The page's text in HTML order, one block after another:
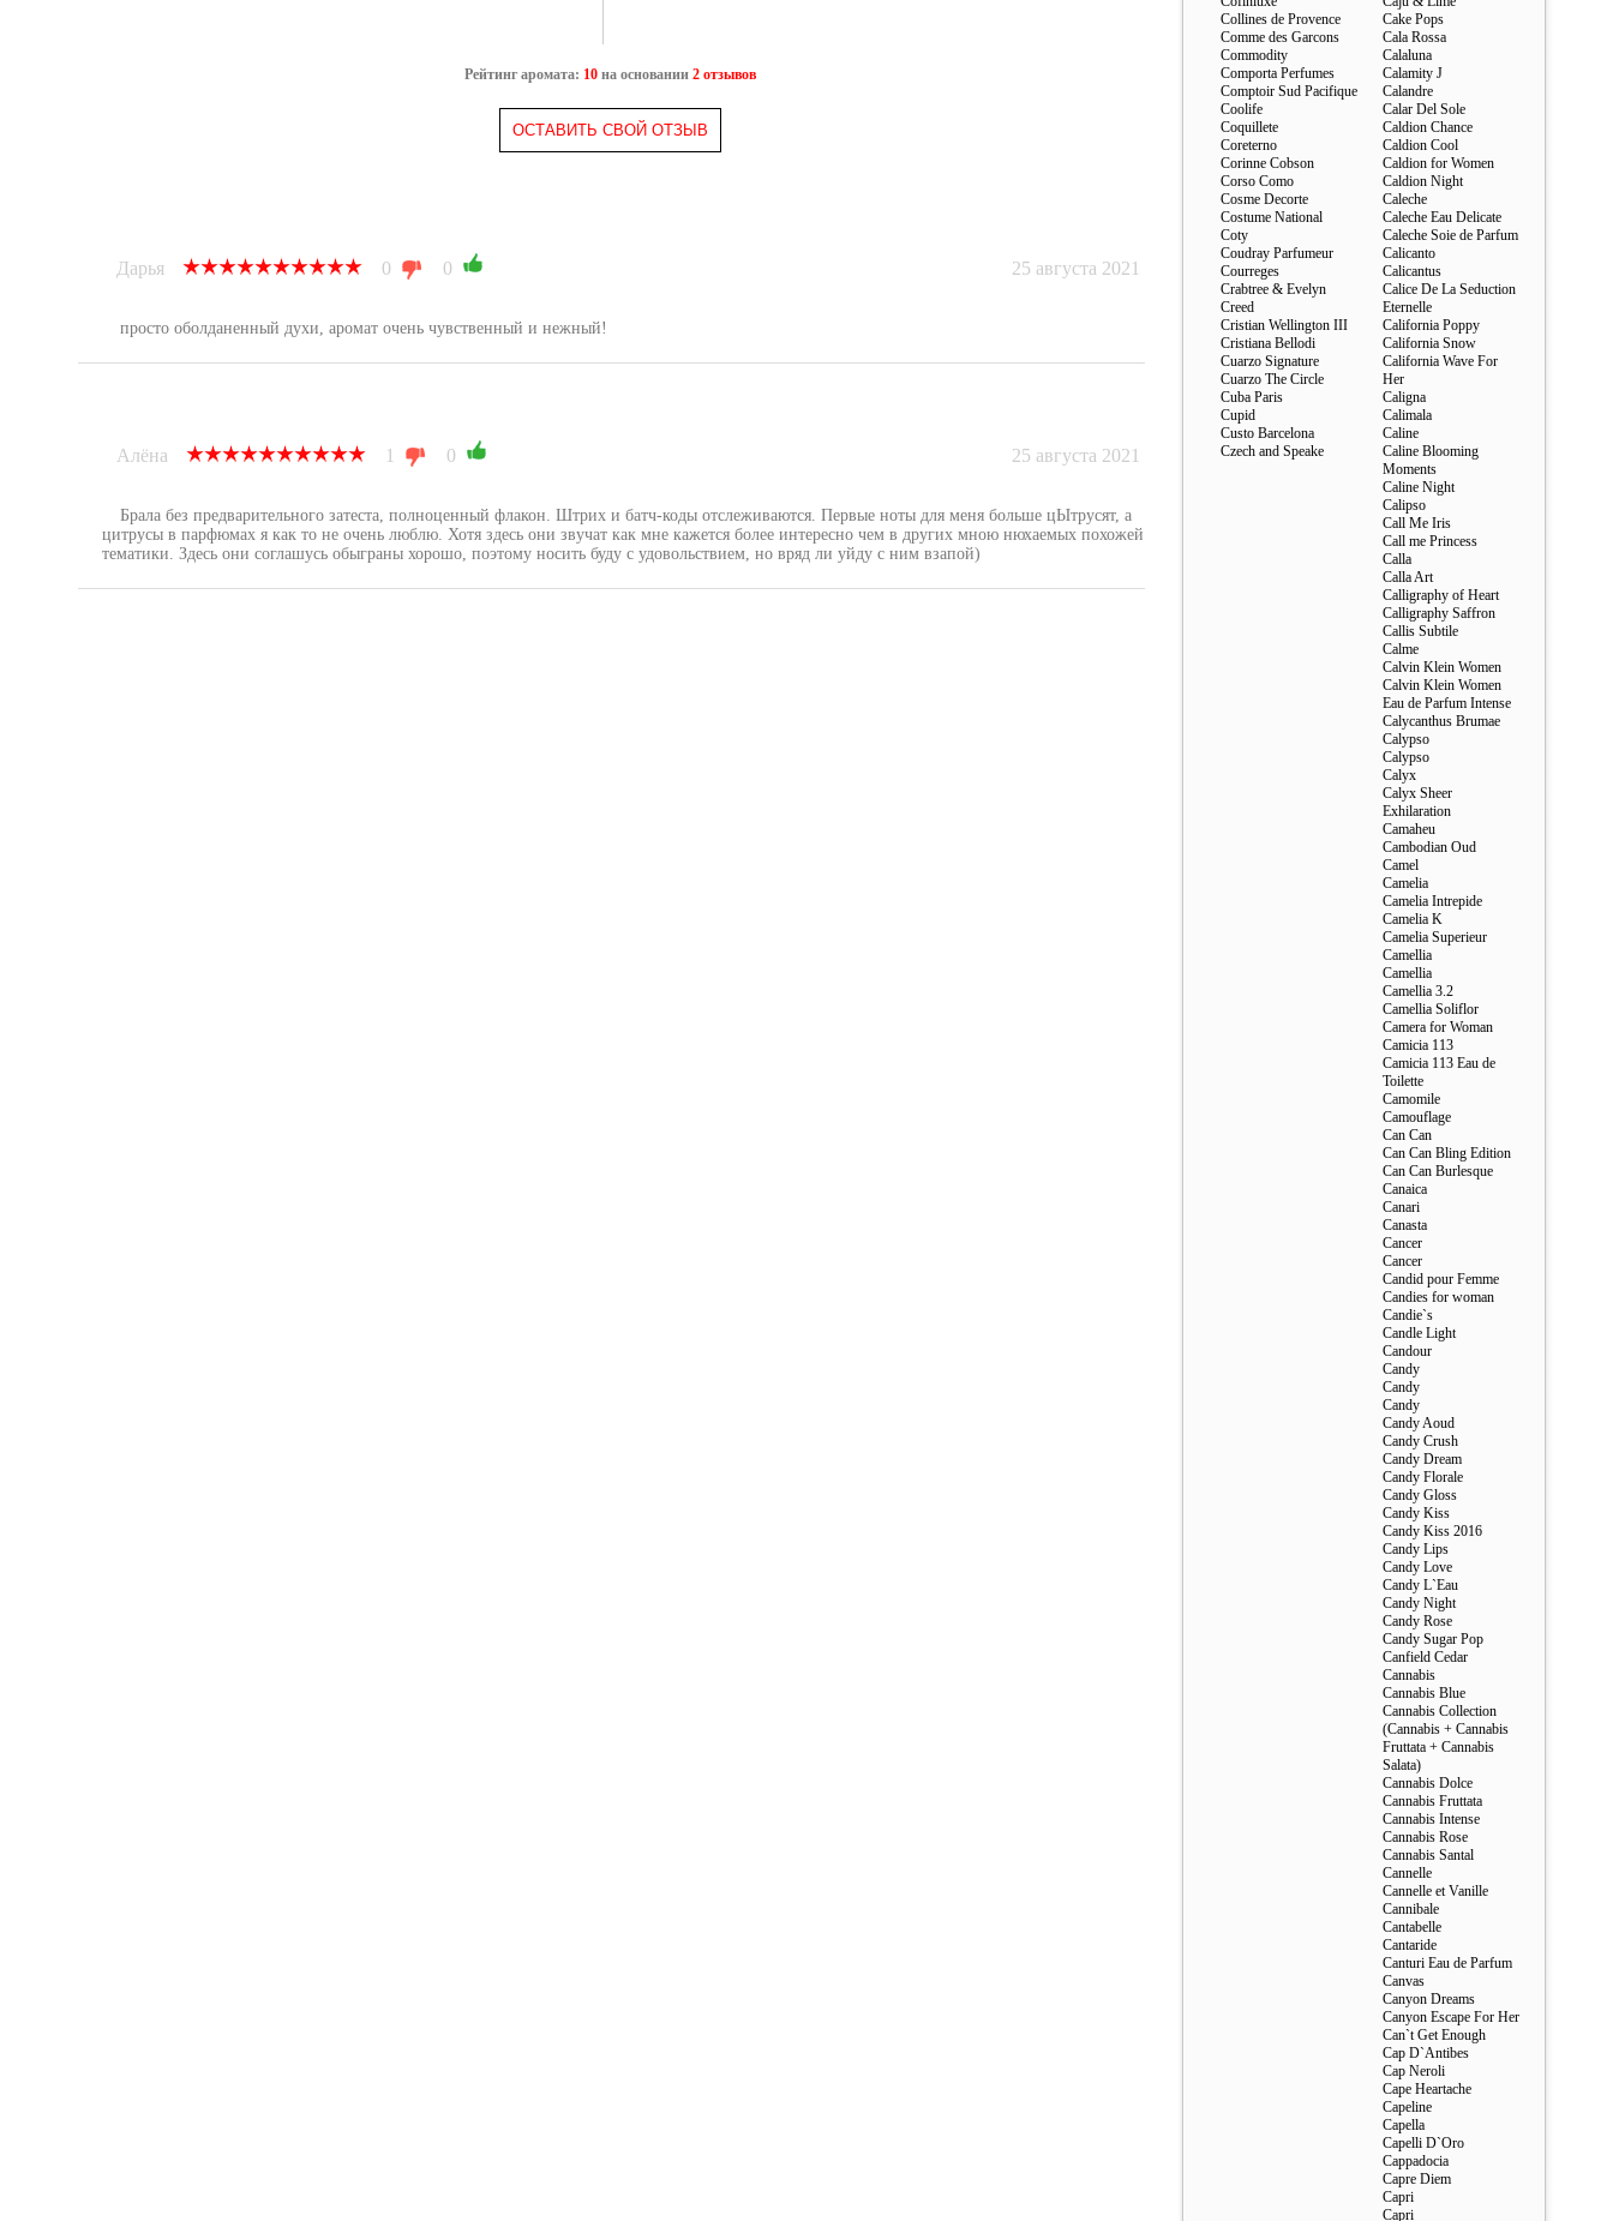
Рейтинг аромата: 10на основании 2 отзывов
ОСТАВИТЬ СВОЙ ОТЗЫВ
Дарья 0 0 25 августа 2021
просто оболданенный духи, аромат очень чувственный и нежный!
Алёна 1 0 25 августа 2021
Брала без предварительного затеста, полноценный флакон. Штрих и батч-коды отслеживаются. Первые ноты для меня больше цЫтрусят, а
цитрусы в парфюмах я как то не очень люблю. Хотя здесь они звучат как мне кажется более интересно чем в других мною нюхаемых похожей
тематики. Здесь они соглашусь обыграны хорошо, поэтому носить буду с удовольствием, но вряд ли уйду с ним взапой)
Collines de Provence
Comme des Garcons
Commodity
Comporta Perfumes
Comptoir Sud Pacifique
Coolife
Coquillete
Coreterno
Corinne Cobson
Corso Como
Cosme Decorte
Costume National
Coty
Coudray Parfumeur
Courreges
Crabtree & Evelyn
Creed
Cristian Wellington III
Cristiana Bellodi
Cuarzo Signature
Cuarzo The Circle
Cuba Paris
Cupid
Custo Barcelona
Czech and Speake
Cake Pops
Cala Rossa
Calaluna
Calamity J
Calandre
Calar Del Sole
Caldion Chance
Caldion Cool
Caldion for Women
Caldion Night
Caleche
Caleche Eau Delicate
Caleche Soie de Parfum
Calicanto
Calicantus
Calice De La Seduction
Eternelle
California Poppy
California Snow
California Wave For
Her
Caligna
Calimala
Caline
Caline Blooming
Moments
Caline Night
Calipso
Call Me Iris
Call me Princess
Calla
Calla Art
Calligraphy of Heart
Calligraphy Saffron
Callis Subtile
Calme
Calvin Klein Women
Calvin Klein Women
Eau de Parfum Intense
Calycanthus Brumae
Calypso
Calypso
Calyx
Calyx Sheer
Exhilaration
Camaheu
Cambodian Oud
Camel
Camelia
Camelia Intrepide
Camelia K
Camelia Superieur
Camellia
Camellia
Camellia 3.2
Camellia Soliflor
Camera for Woman
Camicia 113
Camicia 113 Eau de
Toilette
Camomile
Camouflage
Can Can
Can Can Bling Edition
Can Can Burlesque
Canaica
Canari
Canasta
Cancer
Cancer
Candid pour Femme
Candies for woman
Candie`s
Candle Light
Candour
Candy
Candy
Candy
Candy Aoud
Candy Crush
Candy Dream
Candy Florale
Candy Gloss
Candy Kiss
Candy Kiss 2016
Candy Lips
Candy Love
Candy L`Eau
Candy Night
Candy Rose
Candy Sugar Pop
Canfield Cedar
Cannabis
Cannabis Blue
Cannabis Collection
(Cannabis + Cannabis
Fruttata + Cannabis
Salata)
Cannabis Dolce
Cannabis Fruttata
Cannabis Intense
Cannabis Rose
Cannabis Santal
Cannelle
Cannelle et Vanille
Cannibale
Cantabelle
Cantaride
Canturi Eau de Parfum
Canvas
Canyon Dreams
Canyon Escape For Her
Can`t Get Enough
Cap D`Antibes
Cap Neroli
Cape Heartache
Capeline
Capella
Capelli D`Oro
Cappadocia
Capre Diem
Capri
Capri